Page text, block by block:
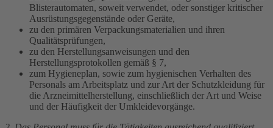
Blisterautomaten, soweit verwendet, oder sonstiger kritischer
Ausrüstungsgegenstände oder Geräte,
zu den primären Verpackungsmaterialien und ihren
Qualitätsprüfungen,
zu den Herstellungsanweisungen und den
Herstellungsprotokollen gemäß § 7,
zum Hygieneplan, sowie zum hygienischen Verhalten des
Personals am Arbeitsplatz und zur Art der Schutzkleidung für
die Arzneimittelherstellung, einschließlich der Art und Weise
und der Häufigkeit der Umkleidevorgänge.